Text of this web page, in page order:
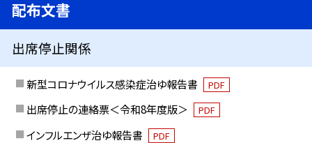
配布文書
出席停止関係
新型コロナウイルス感染症治ゆ報告書 PDF
出席停止の連絡票＜令和8年度版＞ PDF
インフルエンザ治ゆ報告書 PDF